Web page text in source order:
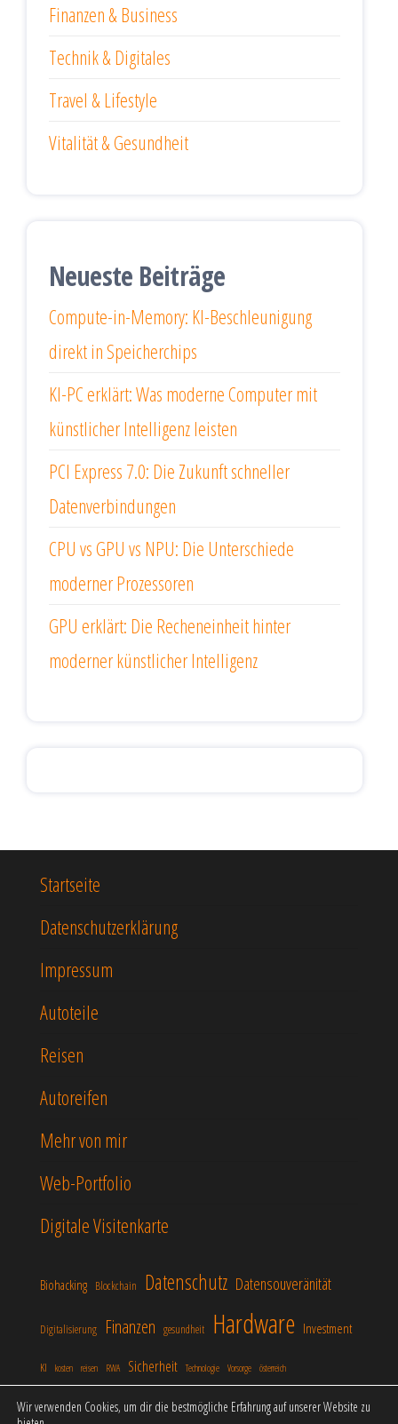
Finanzen & Business
Technik & Digitales
Travel & Lifestyle
Vitalität & Gesundheit
Neueste Beiträge
Compute-in-Memory: KI-Beschleunigung
direkt in Speicherchips
KI-PC erklärt: Was moderne Computer mit
künstlicher Intelligenz leisten
PCI Express 7.0: Die Zukunft schneller
Datenverbindungen
CPU vs GPU vs NPU: Die Unterschiede
moderner Prozessoren
GPU erklärt: Die Recheneinheit hinter
moderner künstlicher Intelligenz
Startseite
Datenschutzerklärung
Impressum
Autoteile
Reisen
Autoreifen
Mehr von mir
Web-Portfolio
Digitale Visitenkarte
Biohacking Blockchain Datenschutz Datensouveränität
Digitalisierung Finanzen gesundheit Hardware Investment
KI kosten reisen RWA Sicherheit Technologie Vorsorge österreich
Wir verwenden Cookies, um dir die bestmögliche Erfahrung auf unserer Website zu